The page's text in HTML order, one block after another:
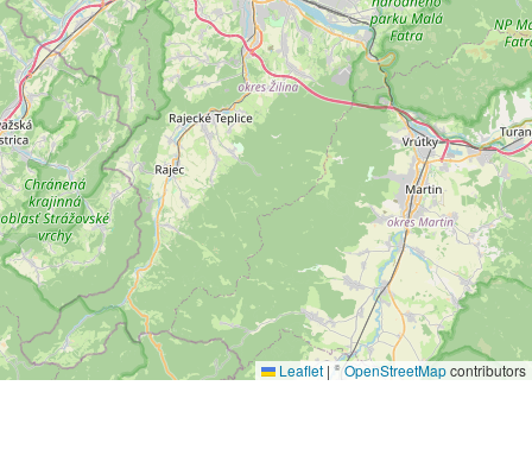
Leaflet | ©OpenStreetMapcontributors